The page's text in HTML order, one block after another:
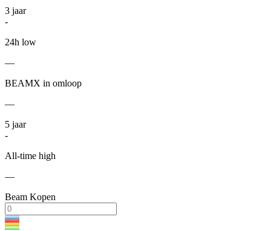
3 jaar
-
24h low
—
BEAMX in omloop
—
5 jaar
-
All-time high
—
Beam Kopen